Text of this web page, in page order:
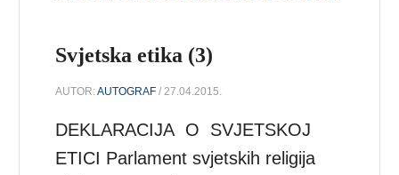
Svjetska etika (3)
AUTOR:AUTOGRAF / 27.04.2015.
DEKLARACIJA O SVJETSKOJ
ETICI Parlament svjetskih religija